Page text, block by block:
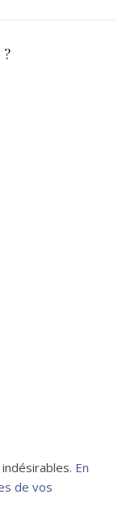
En
de vos